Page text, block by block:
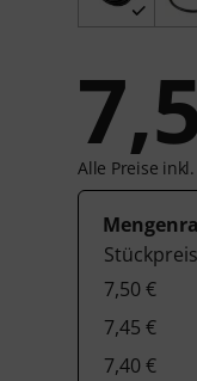
Alle Preise
Stückpreis
7,50 €
7,45 €
7,40 €